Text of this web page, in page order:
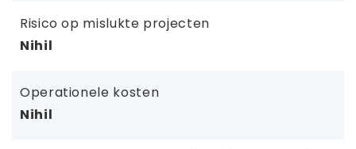
Risico op mislukte projecten
Nihil
Operationele kosten
Nihil